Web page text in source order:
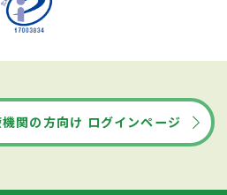
関の方向け ログインページ